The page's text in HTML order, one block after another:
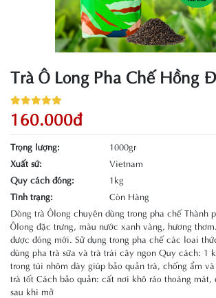
Trà Ô Long Pha Chế Hồng
160.000đ
Trọng lượng:
Xuất sứ:
Quy cách đóng:
Tình trạng:
1000gr
Vietnam
1kg
Còn Hàng
Dòng trà Ôlong chuyên dùng trong pha chế Thành
Ôlong đặc trưng, màu nước xanh vàng, hương
được đóng mới. Sử dụng trong pha chế các loai
dùng pha trà sữa và trà trái cây ngon Quy cách: 1
trong túi nhôm dày giúp bảo quản trà, chống ẩm
trà tốt Cách bảo quản: cất nơi khô ráo thoáng
sau khi mở